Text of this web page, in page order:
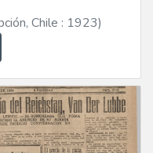
Chile : 1923)